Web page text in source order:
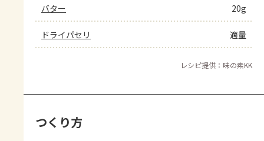
バター 20g
ドライパセリ 適量
レシピ提供：味の素KK
つくり方